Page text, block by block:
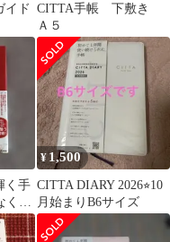
イド CITTA手帳 下敷き
Ａ５
く手
て
すぐ
¥1,500
CITTA DIARY 2026⭐︎10
月始まりB6サイズ